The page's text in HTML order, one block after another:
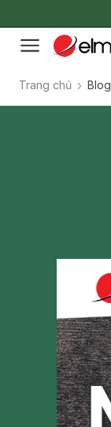
Trang chủ Blog